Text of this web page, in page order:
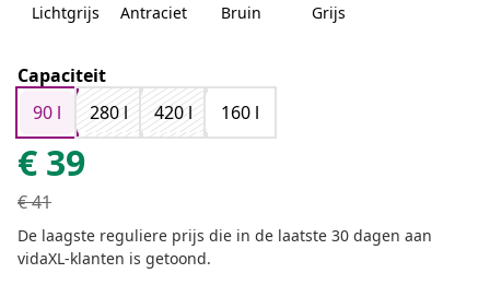
Lichtgrijs Antraciet Bruin Grijs
Capaciteit
90 l
280 l 420 l 160 l
€ 39
€41
De laagste reguliere prijs die in de laatste 30 dagen aan
vidaXL-klanten is getoond.